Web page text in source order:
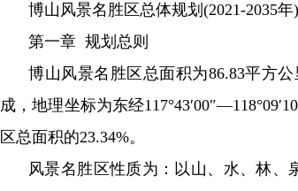
博山风景名胜区总体规划(2021-2035年
第一章 规划总则
博山风景名胜区总面积为86.83平方
成，地理坐标为东经
区总面积的23.34%。
风景名胜区性质为：以山、水、林